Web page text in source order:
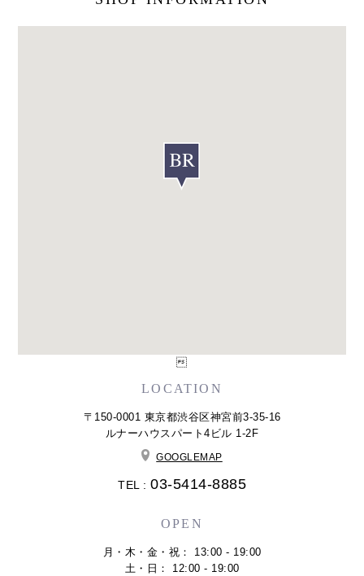
LOCATION
〒150-0001 東京都渋谷区神宮前3-35-16
ルナーハウスパート4ビル 1-2F
GOOGLEMAP
TEL : 03-5414-8885
OPEN
月・木・金・祝： 13:00 - 19:00
土・日： 12:00 - 19:00